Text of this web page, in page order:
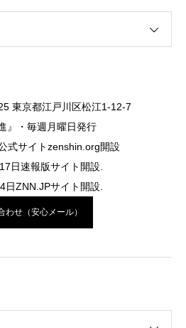
東京都江戸川区松江1-12-7
』・毎週月曜日発行
式サイトzenshin.org開設
日速報版サイト開設.
日ZNN.JPサイト開設.
わせ（安心メール）